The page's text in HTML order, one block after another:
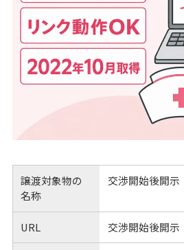
譲渡対象物の
名称
交渉開始後開示
URL 交渉開始後開示